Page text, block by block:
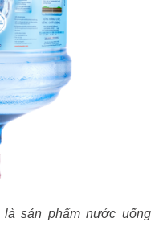
là sản phẩm nước uống